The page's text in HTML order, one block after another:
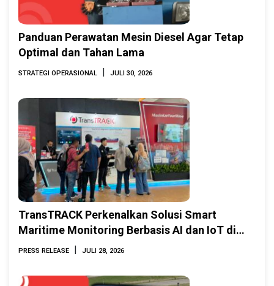
Panduan Perawatan Mesin Diesel Agar Tetap
Optimal dan Tahan Lama
STRATEGI OPERASIONAL | JULI 30, 2026
TransTRACK Perkenalkan Solusi Smart
Maritime Monitoring Berbasis AI dan IoT di
INAMARINE 2026
PRESS RELEASE | JULI 28, 2026